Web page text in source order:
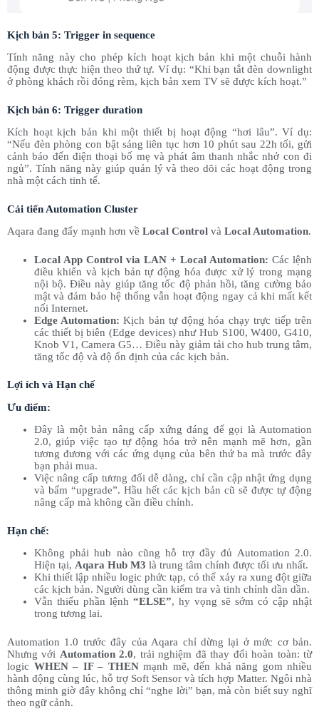
Kịch bản 5: Trigger in sequence
Tính năng này cho phép kích hoạt kịch bản khi một chuỗi hành
động được thực hiện theo thứ tự. Ví dụ: “Khi bạn tắt đèn downlight
ở phòng khách rồi đóng rèm, kịch bản xem TV sẽ được kích hoạt.”
Kịch bản 6: Trigger duration
Kích hoạt kịch bản khi một thiết bị hoạt động “hơi lâu”. Ví dụ:
“Nếu đèn phòng con bật sáng liên tục hơn 10 phút sau 22h tối, gửi
cảnh báo đến điện thoại bố mẹ và phát âm thanh nhắc nhở con đi
ngủ”. Tính năng này giúp quản lý và theo dõi các hoạt động trong
nhà một cách tinh tế.
Cải tiến Automation Cluster
Aqara đang đẩy mạnh hơn về Local Control và Local Automation.
Local App Control via LAN + Local Automation: Các lệnh
điều khiển và kịch bản tự động hóa được xử lý trong mạng
nội bộ. Điều này giúp tăng tốc độ phản hồi, tăng cường bảo
mật và đảm bảo hệ thống vẫn hoạt động ngay cả khi mất kết
nối Internet.
Edge Automation: Kịch bản tự động hóa chạy trực tiếp trên
các thiết bị biên (Edge devices) như Hub S100, W400, G410,
Knob V1, Camera G5… Điều này giảm tải cho hub trung tâm,
tăng tốc độ và độ ổn định của các kịch bản.
Lợi ích và Hạn chế
Ưu điểm:
Đây là một bản nâng cấp xứng đáng để gọi là Automation
2.0, giúp việc tạo tự động hóa trở nên mạnh mẽ hơn, gần
tương đương với các ứng dụng của bên thứ ba mà trước đây
bạn phải mua.
Việc nâng cấp tương đối dễ dàng, chỉ cần cập nhật ứng dụng
và bấm “upgrade”. Hầu hết các kịch bản cũ sẽ được tự động
nâng cấp mà không cần điều chỉnh.
Hạn chế:
Không phải hub nào cũng hỗ trợ đầy đủ Automation 2.0.
Hiện tại, Aqara Hub M3 là trung tâm chính được tối ưu nhất.
Khi thiết lập nhiều logic phức tạp, có thể xảy ra xung đột giữa
các kịch bản. Người dùng cần kiểm tra và tinh chỉnh dần dần.
Vẫn thiếu phần lệnh “ELSE”, hy vọng sẽ sớm có cập nhật
trong tương lai.
Automation 1.0 trước đây của Aqara chỉ dừng lại ở mức cơ bản.
Nhưng với Automation 2.0, trải nghiệm đã thay đổi hoàn toàn: từ
logic WHEN – IF – THENmạnh mẽ, đến khả năng gom nhiều
hành động cùng lúc, hỗ trợ Soft Sensor và tích hợp Matter. Ngôi nhà
thông minh giờ đây không chỉ “nghe lời” bạn, mà còn biết suy nghĩ
theo ngữ cảnh.